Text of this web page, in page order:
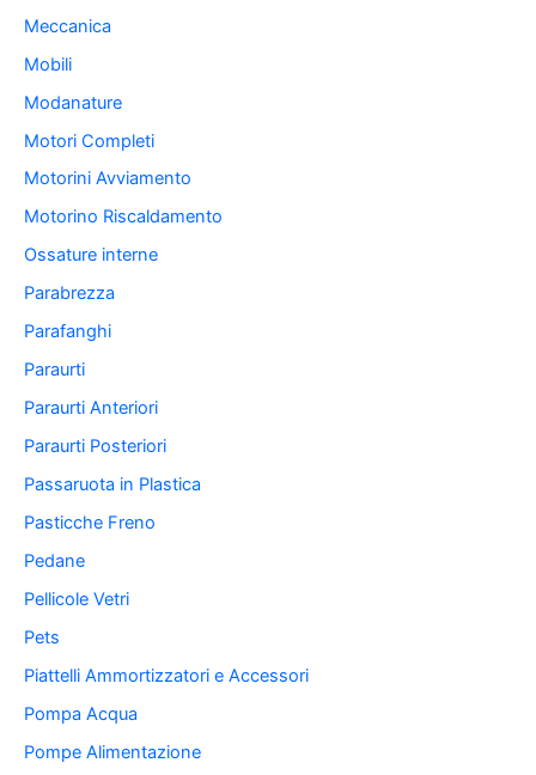
Meccanica
Mobili
Modanature
Motori Completi
Motorini Avviamento
Motorino Riscaldamento
Ossature interne
Parabrezza
Parafanghi
Paraurti
Paraurti Anteriori
Paraurti Posteriori
Passaruota in Plastica
Pasticche Freno
Pedane
Pellicole Vetri
Pets
Piattelli Ammortizzatori e Accessori
Pompa Acqua
Pompe Alimentazione